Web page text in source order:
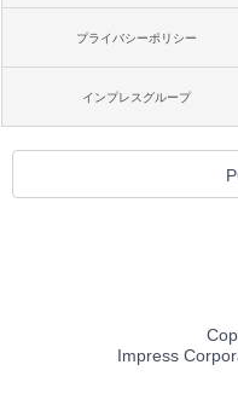
プライバシーポリシー
インプレスグループ
Impress